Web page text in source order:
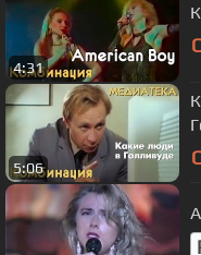
4:31
5:06